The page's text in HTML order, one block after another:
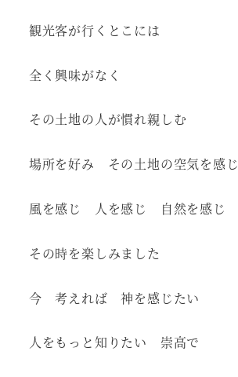
観光客が行くとこには
全く興味がなく
その土地の人が慣れ親しむ
場所を好み その土地の空気を感じ
風を感じ 人を感じ 自然を感じ
その時を楽しみました
今 考えれば 神を感じたい
人をもっと知りたい 崇高で